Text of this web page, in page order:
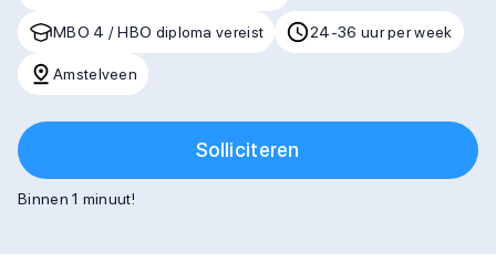
MBO 4 / HBO diploma vereist 24-36 uur per week
Amstelveen
Solliciteren
Binnen 1 minuut!